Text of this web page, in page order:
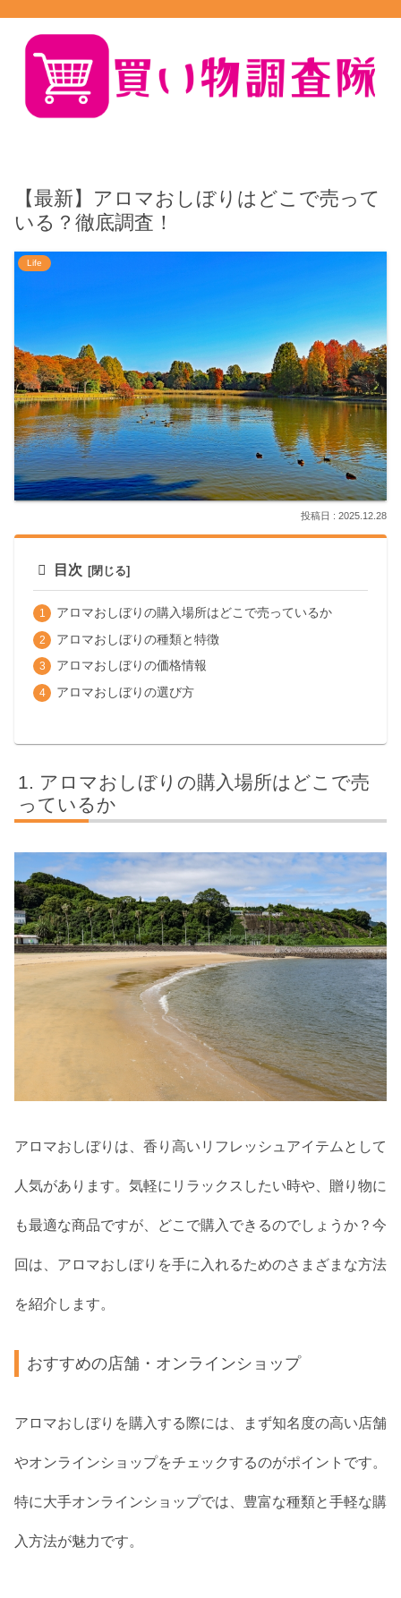
【最新】アロマおしぼりはどこで売って
いる？徹底調査！
Life
2025.12.28
目次
アロマおしぼりの購入場所はどこで売っているか
アロマおしぼりの種類と特徴
アロマおしぼりの価格情報
アロマおしぼりの選び方
アロマおしぼりの購入場所はどこで売
っているか
アロマおしぼりは、香り高いリフレッシュアイテムとして
人気があります。気軽にリラックスしたい時や、贈り物に
も最適な商品ですが、どこで購入できるのでしょうか？今
回は、アロマおしぼりを手に入れるためのさまざまな方法
を紹介します。
おすすめの店舗・オンラインショップ
アロマおしぼりを購入する際には、まず知名度の高い店舗
やオンラインショップをチェックするのがポイントです。
特に大手オンラインショップでは、豊富な種類と手軽な購
入方法が魅力です。